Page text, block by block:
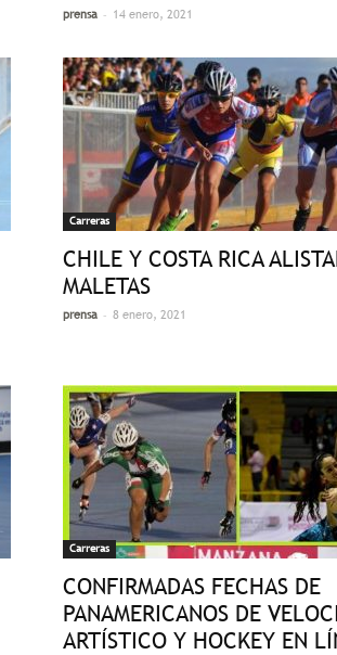
prensa - 14 enero, 2021
Carreras
CHILE Y COSTA RICA
MALETAS
prensa - 8 enero, 2021
Carreras
CONFIRMADAS FECHAS DE
PANAMERICANOS DE
ARTÍSTICO Y HOCKEY EN